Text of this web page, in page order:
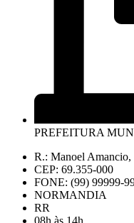
PREFEITURA
R.: Manoel Amancio,
CEP: 69.355-000
FONE: (99) 99999-
NORMANDIA
RR
08h às 14h